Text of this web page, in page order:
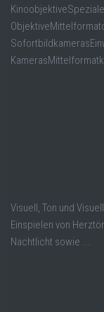
Visuell, Ton und
Einspielen von
Nachtlicht sowie ...